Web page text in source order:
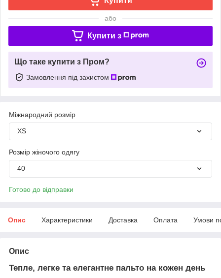
або
Купити з
Що таке купити з Пром?
Замовлення під захистом
Міжнародний розмір
XS
Розмір жіночого одягу
40
Готово до відправки
Опис Характеристики Доставка Оплата Умови
Опис
Тепле, легке та елегантне пальто на кожен день